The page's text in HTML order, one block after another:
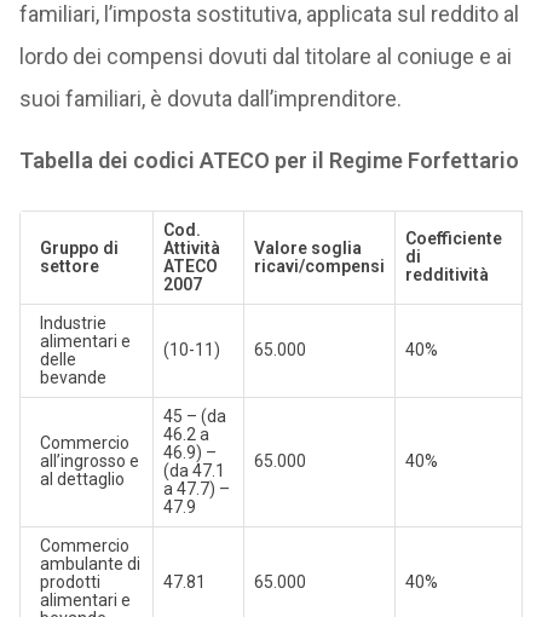
familiari, l’imposta sostitutiva, applicata sul reddito al
lordo dei compensi dovuti dal titolare al coniuge e ai
suoi familiari, è dovuta dall’imprenditore.
Tabella dei codici ATECO per il Regime Forfettario
Gruppo di
settore
Cod.
Attività
ATECO
2007
Valore soglia
ricavi/compensi
Coefficiente
di
redditività
Industrie
alimentari e
delle
bevande
(10-11) 65.000 40%
Commercio
all’ingrosso e
al dettaglio
45 – (da
46.2 a
46.9) –
(da 47.1
a 47.7) –
47.9
65.000 40%
Commercio
ambulante di
prodotti
alimentari e
47.81 65.000 40%